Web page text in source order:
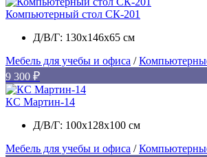
Компьютерный стол СК-201
Д/В/Г: 130х146х65 см
Мебель для учебы и офиса /
9 300
КС Мартин-14
Д/В/Г: 100х128х100 см
Мебель для учебы и офиса /